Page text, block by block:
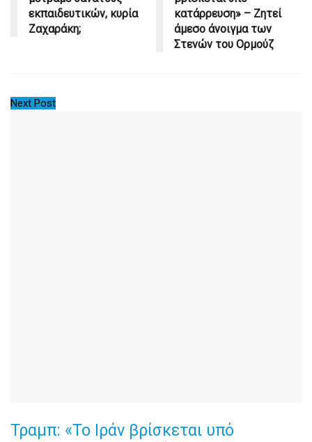
εκπαιδευτικών, κυρία
Ζαχαράκη;
κατάρρευση» – Ζητεί
άμεσο άνοιγμα των
Στενών του Ορμούζ
Next Post
Τραμπ: «Το Ιράν βρίσκεται υπό